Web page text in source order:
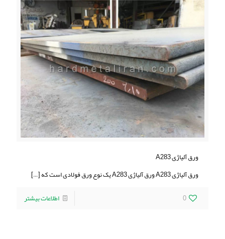
ورق آلیاژی A283
ورق آلیاژی A283 ورق آلیاژی A283 یک نوع ورق فولادی است که
[…]
0
اطلاعات بیشتر